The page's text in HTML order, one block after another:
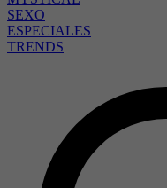
SEXO
ESPECIALES
TRENDS